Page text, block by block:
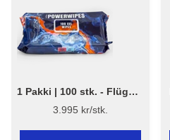
1 Pakki | 100 stk. - Flügger
PowerWipes - 100 stk.
3.995 kr/stk.